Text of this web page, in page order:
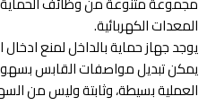
المعدات الكهربائية.
يوجد جهاز حماية بالداخل لمنع
يمكن تبديل مواصفات القابس
العملية بسيطة، وثابتة وليس من